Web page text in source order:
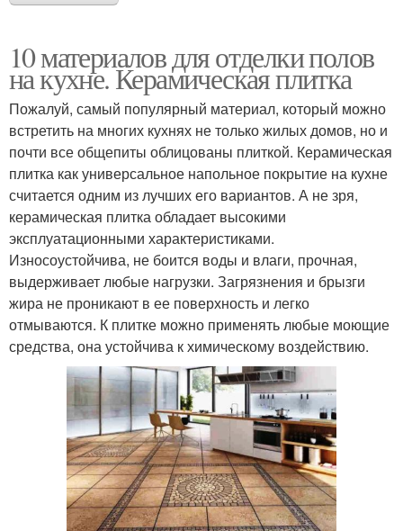
10 материалов для отделки полов
на кухне. Керамическая плитка
Пожалуй, самый популярный материал, который можно
встретить на многих кухнях не только жилых домов, но и
почти все общепиты облицованы плиткой. Керамическая
плитка как универсальное напольное покрытие на кухне
считается одним из лучших его вариантов. А не зря,
керамическая плитка обладает высокими
эксплуатационными характеристиками.
Износоустойчива, не боится воды и влаги, прочная,
выдерживает любые нагрузки. Загрязнения и брызги
жира не проникают в ее поверхность и легко
отмываются. К плитке можно применять любые моющие
средства, она устойчива к химическому воздействию.